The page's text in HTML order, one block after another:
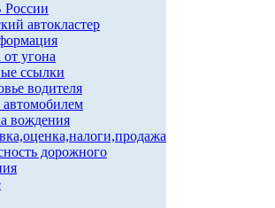
России
автокластер
угона
ссылки
водителя
автомобилем
вождения
дорожного